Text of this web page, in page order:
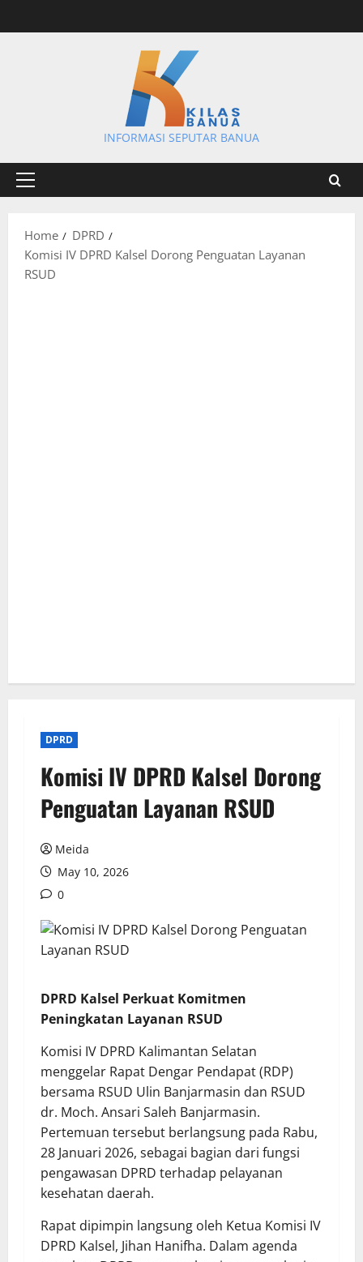
to
INFORMASI SEPUTAR BANUA
Primary
Home
DPRD
Komisi IV DPRD Kalsel Dorong Penguatan Layanan
RSUD
DPRD
Komisi IV DPRD Kalsel Dorong
Penguatan Layanan RSUD
Meida
May 10, 2026
0
DPRD Kalsel Perkuat Komitmen
Peningkatan Layanan RSUD
Komisi IV DPRD Kalimantan Selatan
menggelar Rapat Dengar Pendapat (RDP)
bersama RSUD Ulin Banjarmasin dan RSUD
dr. Moch. Ansari Saleh Banjarmasin.
Pertemuan tersebut berlangsung pada Rabu,
28 Januari 2026, sebagai bagian dari fungsi
pengawasan DPRD terhadap pelayanan
kesehatan daerah.
Rapat dipimpin langsung oleh Ketua Komisi IV
DPRD Kalsel, Jihan Hanifha. Dalam agenda